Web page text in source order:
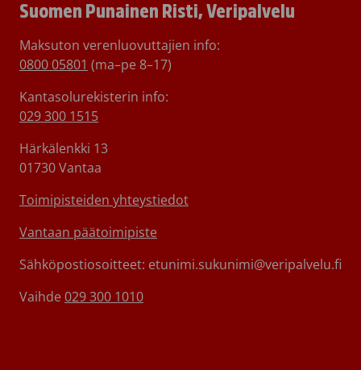
Suomen Punainen Risti, Veripalvelu
Maksuton verenluovuttajien info:
0800 05801 (ma–pe 8–17)
Kantasolurekisterin info:
029 300 1515
Härkälenkki 13
01730 Vantaa
Toimipisteiden yhteystiedot
Vantaan päätoimipiste
Sähköpostiosoitteet: etunimi.sukunimi@veripalvelu.fi
Vaihde 029 300 1010